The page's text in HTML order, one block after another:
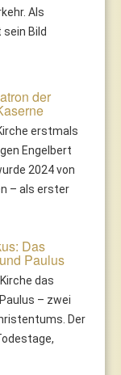
Als
Bild
der
erstmals
Engelbert
2024 von
– als erster
Das
Paulus
das
– zwei
Der